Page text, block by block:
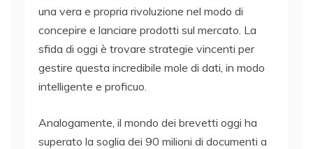
una vera e propria rivoluzione nel modo di
concepire e lanciare prodotti sul mercato. La
sfida di oggi è trovare strategie vincenti per
gestire questa incredibile mole di dati, in modo
intelligente e proficuo.
Analogamente, il mondo dei brevetti oggi ha
superato la soglia dei 90 milioni di documenti a